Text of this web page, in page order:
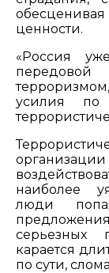
ценности.
«Россия
усилия по
организации
наиболее
люди
серьезных
карается
по сути,